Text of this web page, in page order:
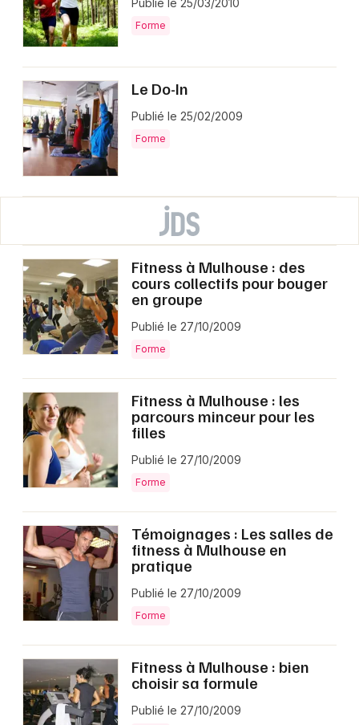
Publié le 25/03/2010
Forme
Le Do-In
Publié le 25/02/2009
Forme
Fitness à Mulhouse : des
cours collectifs pour bouger
en groupe
Publié le 27/10/2009
Forme
Fitness à Mulhouse : les
parcours minceur pour les
filles
Publié le 27/10/2009
Forme
Témoignages : Les salles de
fitness à Mulhouse en
pratique
Publié le 27/10/2009
Forme
Fitness à Mulhouse : bien
choisir sa formule
Publié le 27/10/2009